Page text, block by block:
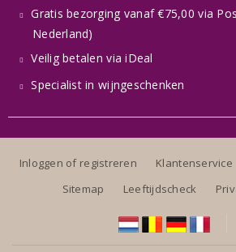
Gratis bezorging vanaf €75,00 via
Nederland)
Veilig betalen via iDeal
Specialist in wijngeschenken
Inloggen of registreren Klantenservice
Sitemap
Leeftijdscheck